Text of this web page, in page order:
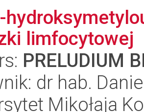
limfocytowej
PRELUDIUM
dr hab.
Mikołaja